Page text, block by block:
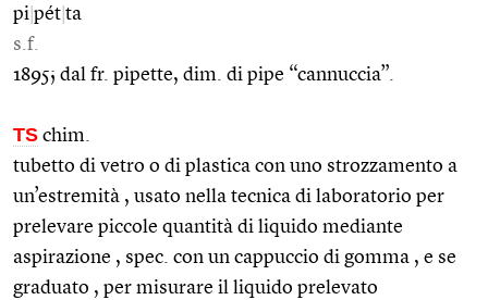
pi pét ta
s.f.
1895; dal fr. pipette, dim. di pipe “cannuccia”.
TS chim.
tubetto di vetro o di plastica con uno strozzamento a
un’estremità , usato nella tecnica di laboratorio per
prelevare piccole quantità di liquido mediante
aspirazione , spec. con un cappuccio di gomma , e se
graduato , per misurare il liquido prelevato